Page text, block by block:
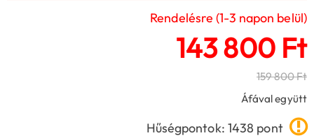
Rendelésre (1-3 napon belül)
143 800 Ft
159 800 Ft
Áfával együtt
Hűségpontok: 1438 pont